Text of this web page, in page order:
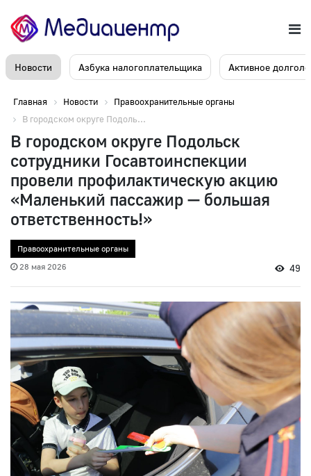
Новости Азбука налогоплательщика Активное
Главная Новости
Правоохранительные органы
В городском округе Подоль...
В городском округе Подольск
сотрудники Госавтоинспекции
провели профилактическую акцию
«Маленький пассажир — большая
ответственность!»
Правоохранительные органы
28 мая 2026
49